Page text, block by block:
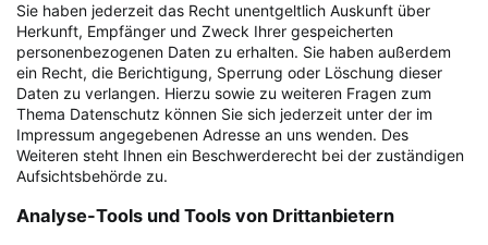
Sie haben jederzeit das Recht unentgeltlich Auskunft über
Herkunft, Empfänger und Zweck Ihrer gespeicherten
personenbezogenen Daten zu erhalten. Sie haben außerdem
ein Recht, die Berichtigung, Sperrung oder Löschung dieser
Daten zu verlangen. Hierzu sowie zu weiteren Fragen zum
Thema Datenschutz können Sie sich jederzeit unter der im
Impressum angegebenen Adresse an uns wenden. Des
Weiteren steht Ihnen ein Beschwerderecht bei der zuständigen
Aufsichtsbehörde zu.
Analyse-Tools und Tools von Drittanbietern